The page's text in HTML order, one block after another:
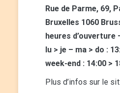
Rue de Parme, 69,
Bruxelles 1060
heures d’ouverture
lu > je – ma > do :
week-end : 14:00 >
Plus d’infos sur le